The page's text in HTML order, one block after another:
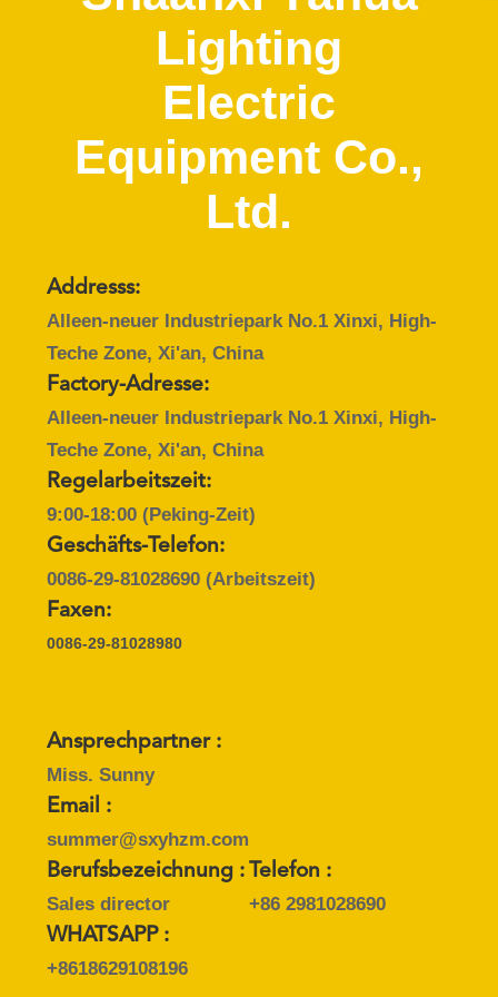
VERBINDUNG
FORDERN
SIE
EIN
ZITAT
SITEMAP
PRIVACY
POLICY
Lighting
Electric
Equipment Co.,
Ltd.
Addresss:
Alleen-neuer Industriepark No.1 Xinxi, High-
Teche Zone, Xi'an, China
Factory-Adresse:
Alleen-neuer Industriepark No.1 Xinxi, High-
Teche Zone, Xi'an, China
Regelarbeitszeit:
9:00-18:00 (Peking-Zeit)
Geschäfts-Telefon:
0086-29-81028690(Arbeitszeit)
Faxen:
0086-29-81028980
Ansprechpartner :
Miss. Sunny
Email :
summer@sxyhzm.com
Berufsbezeichnung :
Sales director
Telefon :
+86 2981028690
WHATSAPP :
+8618629108196